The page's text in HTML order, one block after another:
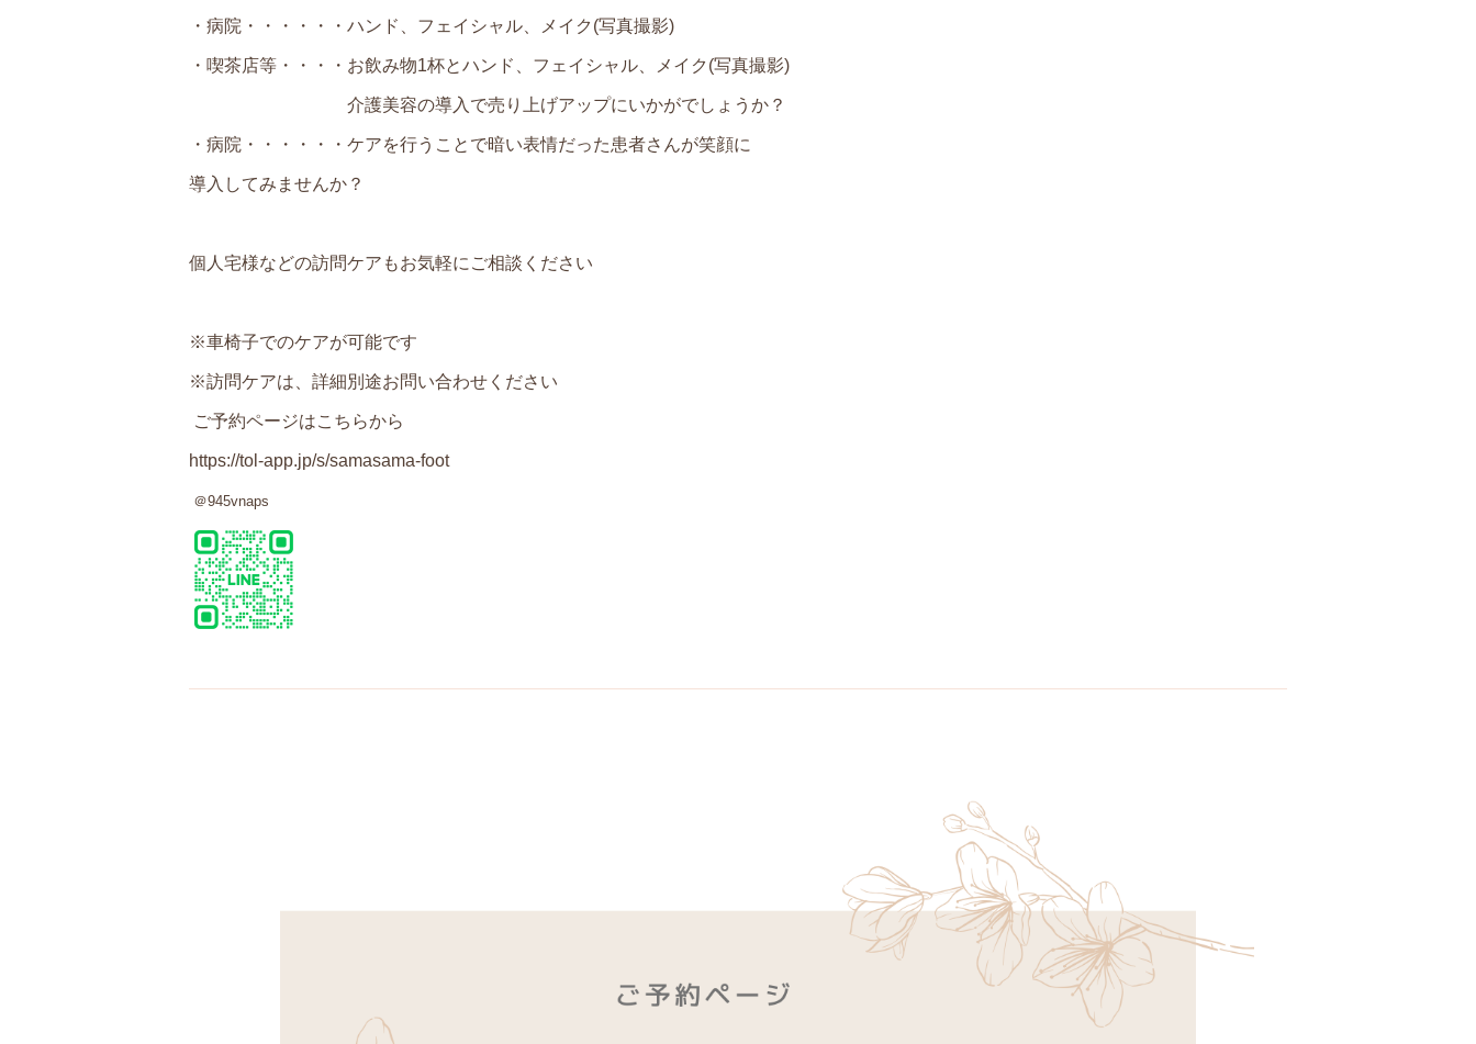
・病院・・・・・・ハンド、フェイシャル、メイク(写真撮影)
・喫茶店等・・・・お飲み物1杯とハンド、フェイシャル、メイク(写真撮影)
介護美容の導入で売り上げアップにいかがでしょうか？
・病院・・・・・・ケアを行うことで暗い表情だった患者さんが笑顔に
導入してみませんか？
個人宅様などの訪問ケアもお気軽にご相談ください
※車椅子でのケアが可能です
※訪問ケアは、詳細別途お問い合わせください
ご予約ページはこちらから
https://tol-app.jp/s/samasama-foot
＠945vnaps